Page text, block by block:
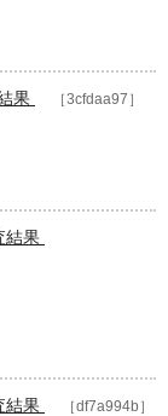
果 ［3cfdaa97］
結果
結果 ［df7a994b］